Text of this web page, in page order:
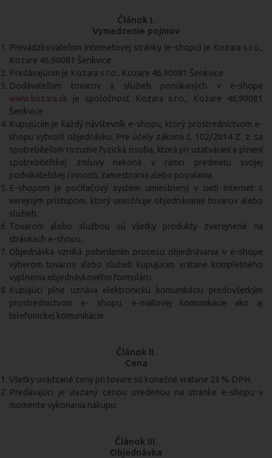
Článok I.
Vymedzenie pojmov
Prevádzkovateľom internetovej stránky (e-shopu) je Kozara s.r.o.,
Kozare 46,90081 Šenkvice
Predávajúcim je Kozara s.r.o., Kozare 46,90081 Šenkvice
Dodávateľom tovarov a služieb ponúkaných v e-shope
www.kozara.sk je spoločnosť Kozara s.r.o., Kozare 46,90081
Šenkvice
Kupujúcim je každý návštevník e-shopu, ktorý prostredníctvom e-
shopu vytvoril objednávku. Pre účely zákona č. 102/2014 Z. z. sa
spotrebiteľom rozumie fyzická osoba, ktorá pri uzatváraní a plnení
spotrebiteľskej zmluvy nekoná v rámci predmetu svojej
podnikateľskej činnosti, zamestnania alebo povolania.
E-shopom je počítačový systém umiestnený v sieti internet s
verejným prístupom, ktorý umožňuje objednávanie tovarov alebo
služieb.
Tovarom alebo službou sú všetky produkty zverejnené na
stránkach e-shopu.
Objednávka vzniká potvrdením procesu objednávania v e-shope
výberom tovarov alebo služieb kupujúcim vrátane kompletného
vyplnenia objednávkového formuláru.
Kupujúci plne uznáva elektronickú komunikáciu predovšetkým
prostredníctvom e- shopu, e-mailovej komunikácie ako aj
telefonickej komunikácie.
Článok II.
Cena
Všetky uvádzané ceny pri tovare sú konečné vrátane 23 % DPH.
Predávajúci je viazaný cenou uvedenou na stránke e-shopu v
momente vykonania nákupu.
Článok III.
Objednávka